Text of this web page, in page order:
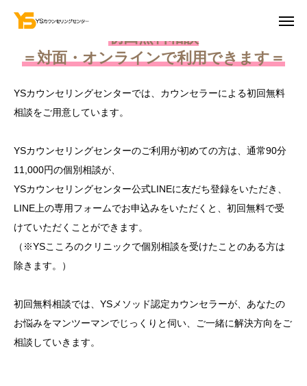
初回無料相談
＝対面・オンラインで利用できます＝
YSカウンセリングセンターでは、カウンセラーによる初回無料
相談をご用意しています。
YSカウンセリングセンターのご利用が初めての方は、通常90分
11,000円の個別相談が、
YSカウンセリングセンター公式LINEに友だち登録をいただき、
LINE上の専用フォームでお申込みをいただくと、初回無料で受
けていただくことができます。
（※YSこころのクリニックで個別相談を受けたことのある方は
除きます。）
初回無料相談では、YSメソッド認定カウンセラーが、あなたの
お悩みをマンツーマンでじっくりと伺い、ご一緒に解決方向をご
相談していきます。
お問合せ
各カリキュラムのご予約
提供メニュー
事例紹介
YSメソッド
カウンセラー紹介